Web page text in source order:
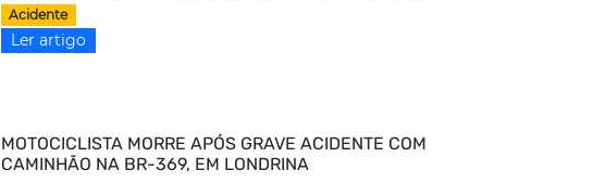
Acidente
Ler artigo
MOTOCICLISTA MORRE APÓS GRAVE ACIDENTE COM
CAMINHÃO NA BR-369, EM LONDRINA